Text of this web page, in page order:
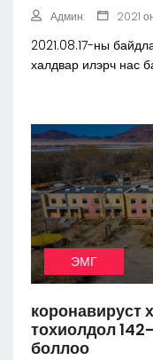
Админ: 2021
2021.08.17-ны
халдвар илэрч нас
ЭМГ
коронавируст
тохиолдол
боллоо